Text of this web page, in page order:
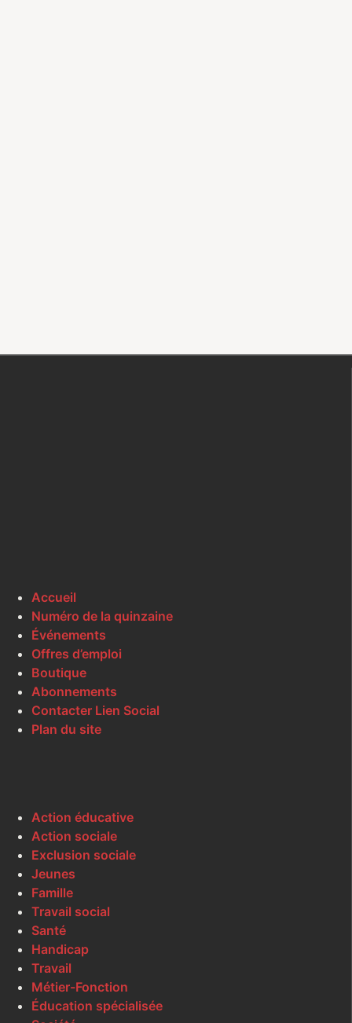
Accueil
Numéro de la quinzaine
Événements
Offres d’emploi
Boutique
Abonnements
Contacter Lien Social
Plan du site
Action éducative
Action sociale
Exclusion sociale
Jeunes
Famille
Travail social
Santé
Handicap
Travail
Métier-Fonction
Éducation spécialisée